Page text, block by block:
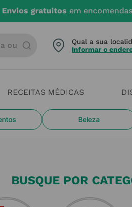
Envios gratuitos em
RECEITAS MÉDICAS
Beleza
Qual a sua
Informar o
BUSQUE POR